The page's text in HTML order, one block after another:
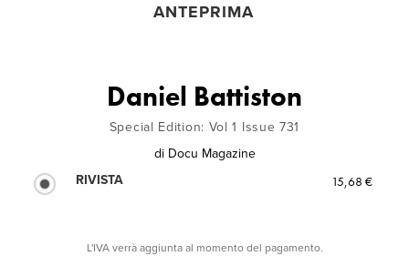
ANTEPRIMA
Daniel Battiston
Special Edition: Vol 1 Issue 731
di Docu Magazine
RIVISTA
15,68 €
L'IVA verrà aggiunta al momento del pagamento.